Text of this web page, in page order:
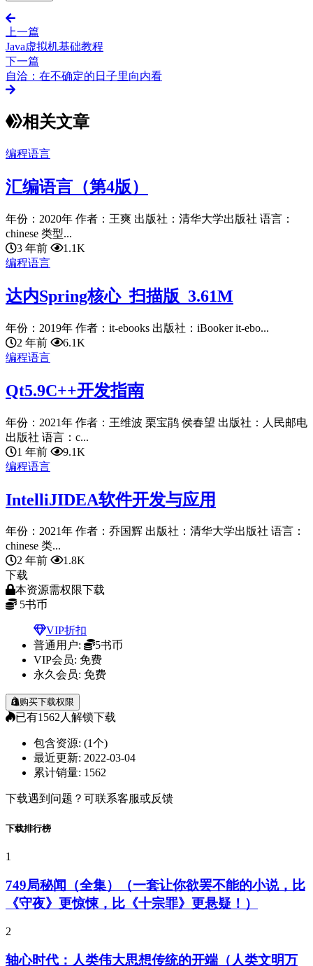
上一篇
Java虚拟机基础教程
下一篇
自洽：在不确定的日子里向内看
相关文章
编程语言
汇编语言（第4版）
年份：2020年 作者：王爽 出版社：清华大学出版社 语言：
chinese 类型...
3 年前
1.1K
编程语言
达内Spring核心_扫描版_3.61M
年份：2019年 作者：it-ebooks 出版社：iBooker it-ebo...
2 年前
6.1K
编程语言
Qt5.9C++开发指南
年份：2021年 作者：王维波 栗宝鹃 侯春望 出版社：人民邮电
出版社 语言：c...
1 年前
9.1K
编程语言
IntelliJIDEA软件开发与应用
年份：2021年 作者：乔国辉 出版社：清华大学出版社 语言：
chinese 类...
2 年前
1.8K
下载
本资源需权限下载
5书币
VIP折扣
普通用户:
5书币
VIP会员: 免费
永久会员: 免费
购买下载权限
已有1562人解锁下载
包含资源: (1个)
最近更新: 2022-03-04
累计销量: 1562
下载遇到问题？可联系客服或反馈
下载排行榜
1
749局秘闻（全集）（一套让你欲罢不能的小说，比
《守夜》更惊悚，比《十宗罪》更悬疑！）
2
轴心时代：人类伟大思想传统的开端（人类文明万